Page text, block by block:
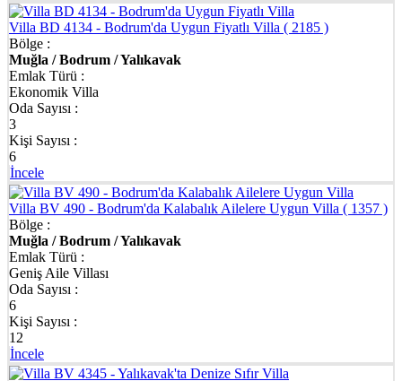
Villa BD 4134 - Bodrum'da Uygun Fiyatlı Villa ( 2185 )
Bölge :
Muğla / Bodrum / Yalıkavak
Emlak Türü :
Ekonomik Villa
Oda Sayısı :
3
Kişi Sayısı :
6
İncele
Villa BV 490 - Bodrum'da Kalabalık Ailelere Uygun Villa ( 1357 )
Bölge :
Muğla / Bodrum / Yalıkavak
Emlak Türü :
Geniş Aile Villası
Oda Sayısı :
6
Kişi Sayısı :
12
İncele